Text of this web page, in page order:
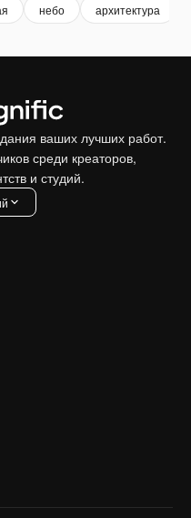
небо архитектура
ваших лучших работ.
среди креаторов,
и студий.